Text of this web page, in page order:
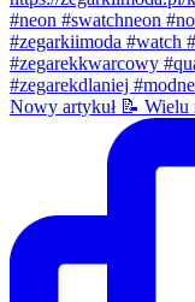
Nowy artykuł 📝 Wielu